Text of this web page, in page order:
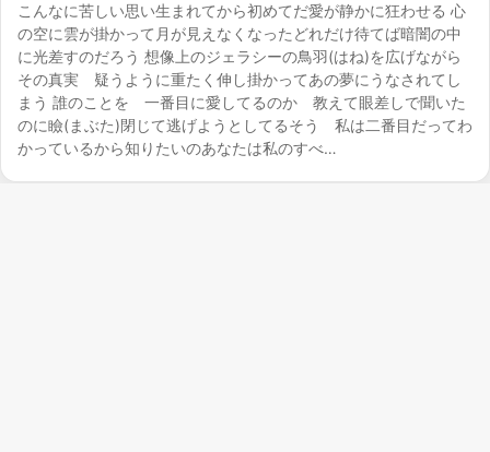
こんなに苦しい思い生まれてから初めてだ愛が静かに狂わせる 心
の空に雲が掛かって月が見えなくなったどれだけ待てば暗闇の中
に光差すのだろう 想像上のジェラシーの鳥羽(はね)を広げながら
その真実 疑うように重たく伸し掛かってあの夢にうなされてし
まう 誰のことを 一番目に愛してるのか 教えて眼差しで聞いた
のに瞼(まぶた)閉じて逃げようとしてるそう 私は二番目だってわ
かっているから知りたいのあなたは私のすべ…